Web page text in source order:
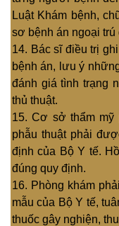
Luật Khám bệnh,
sơ bệnh án ngoại trú
14. Bác sĩ điều trị
bệnh án, lưu ý
đánh giá tình trạng
thủ thuật.
15. Cơ sở thẩm mỹ
phẫu thuật phải
định của Bộ Y tế.
đúng quy định.
16. Phòng khám
mẫu của Bộ Y tế,
thuốc gây nghiện,